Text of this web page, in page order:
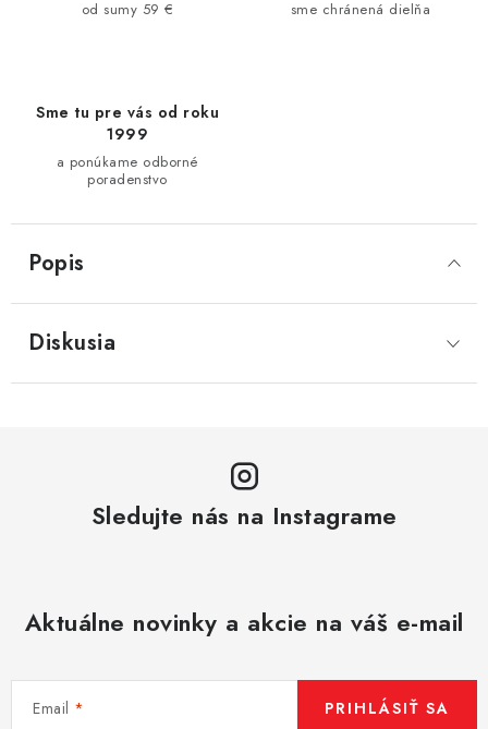
od sumy 59 € sme chránená dielňa
Sme tu pre vás od roku
1999
a ponúkame odborné
poradenstvo
Popis
Diskusia
Sledujte nás na Instagrame
Aktuálne novinky a akcie na váš e-mail
Email PRIHLÁSIŤ SA